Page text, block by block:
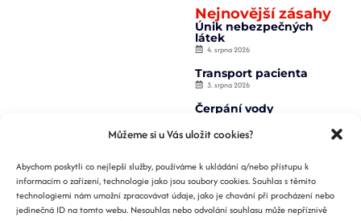
Můžeme si u Vás uložit cookies?
Abychom poskytli co nejlepší služby, používáme k ukládání a/nebo přístupu k
informacím o zařízení, technologie jako jsou soubory cookies. Souhlas s těmito
technologiemi nám umožní zpracovávat údaje, jako je chování při procházení nebo
jedinečná ID na tomto webu. Nesouhlas nebo odvolání souhlasu může nepříznivě
Nejnovější zásahy
Únik nebezpečných
látek
4. srpna 2026
Transport pacienta
3. srpna 2026
Čerpání vody
Záchrana osoby z
2. srpna 2026
Požár nízké budovy
1. srpna 2026